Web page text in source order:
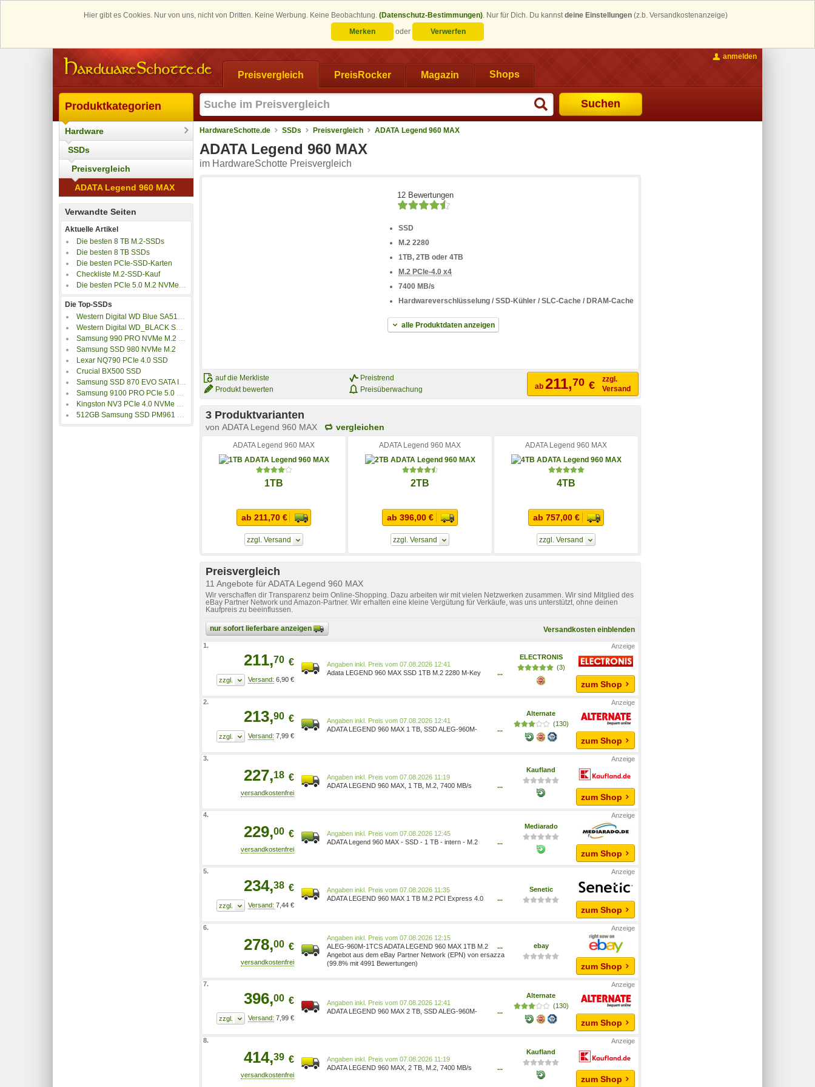
Hier gibt es Cookies. Nur von uns, nicht von Dritten. Keine Werbung. Keine Beobachtung. (Datenschutz-Bestimmungen). Nur für Dich. Du kannstdeine Einstellungen (z.b. Versandkostenanzeige)
Merken
oder Verwerfen
Preisvergleich PreisRocker Magazin Shops
Suchen
anmelden
Produktkategorien
Hardware
SSDs
Preisvergleich
ADATA Legend 960 MAX
Verwandte Seiten
Aktuelle Artikel
Die besten 8 TB M.2-SSDs
Die besten 8 TB SSDs
Die besten PCIe-SSD-Karten
Checkliste M.2-SSD-Kauf
Die besten PCIe 5.0 M.2 NVMe SSDs
Die Top-SSDs
Western Digital WD Blue SA510 SATA SSD M.2 2280
Western Digital WD_BLACK SN7100 NVMe SSD
Samsung 990 PRO NVMe M.2 SSD
Samsung SSD 980 NVMe M.2
Lexar NQ790 PCIe 4.0 SSD
Crucial BX500 SSD
Samsung SSD 870 EVO SATA III 2.5 Zoll
Samsung 9100 PRO PCIe 5.0 NVMe M.2 SSD
Kingston NV3 PCIe 4.0 NVMe SSD
512GB Samsung SSD PM961 M.2
HardwareSchotte.de SSDs Preisvergleich ADATA Legend 960 MAX
ADATA Legend 960 MAX
im HardwareSchotte Preisvergleich
12 Bewertungen
SSD
M.2 2280
1TB, 2TB oder 4TB
M.2 PCIe-4.0 x4
7400 MB/s
Hardwareverschlüsselung / SSD-Kühler / SLC-Cache / DRAM-Cache
alle Produktdaten anzeigen
auf die Merkliste
Produkt bewerten
Preistrend
Preisüberwachung
ab 211,70 €
zzgl.
Versand
3 Produktvarianten
von ADATA Legend 960 MAX vergleichen
ADATA Legend 960 MAX
1TB
ab 211,70 €
zzgl. Versand
ADATA Legend 960 MAX
2TB
ab 396,00 €
zzgl. Versand
ADATA Legend 960 MAX
4TB
ab 757,00 €
zzgl. Versand
Preisvergleich
11 Angebote für ADATA Legend 960 MAX
Wir verschaffen dir Transparenz beim Online-Shopping. Dazu arbeiten wir mit vielen Netzwerken zusammen. Wir sind Mitglied des
eBay Partner Network und Amazon-Partner. Wir erhalten eine kleine Vergütung für Verkäufe, was uns unterstützt, ohne deinen
Kaufpreis zu beeinflussen.
nur sofort lieferbare anzeigen Versandkosten einblenden
1.
211,70 €
6,90 €
Preis vom 07.08.2026 12:41
Adata LEGEND 960 MAX SSD 1TB M.2 2280 M-Key
...
ELECTRONIS
(3)
zum Shop
2.
213,90 €
7,99 €
Preis vom 07.08.2026 12:41
ADATA LEGEND 960 MAX 1 TB, SSD ALEG-960M-
...
Alternate
(130)
zum Shop
3.
227,18 €
Preis vom 07.08.2026 11:19
ADATA LEGEND 960 MAX, 1 TB, M.2, 7400 MB/s
...
Kaufland
zum Shop
4.
229,00 €
Preis vom 07.08.2026 12:45
ADATA Legend 960 MAX - SSD - 1 TB - intern - M.2
...
Mediarado
zum Shop
5.
234,38 €
7,44 €
Preis vom 07.08.2026 11:35
ADATA LEGEND 960 MAX 1 TB M.2 PCI Express 4.0
...
Senetic
zum Shop
6.
278,00 €
Preis vom 07.08.2026 12:15
ALEG-960M-1TCS ADATA LEGEND 960 MAX 1TB M.2
7400 MB/s ~D~
...
Angebot aus dem eBay Partner Network (EPN) von ersazza
(99.8% mit 4991 Bewertungen)
ebay
zum Shop
7.
396,00 €
7,99 €
Preis vom 07.08.2026 12:41
ADATA LEGEND 960 MAX 2 TB, SSD ALEG-960M-
...
Alternate
(130)
zum Shop
8.
414,39 €
Preis vom 07.08.2026 11:19
ADATA LEGEND 960 MAX, 2 TB, M.2, 7400 MB/s
...
Kaufland
zum Shop